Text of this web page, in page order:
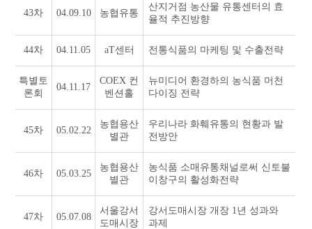
43차 04.09.10 농협유통
산지거점 농산물 유통센터의 효
율적 추진방향
44차 04.11.05 aT센터 전통식품의 마케팅 및 수출전략
특별토
론회
04.11.17
COEX 컨
벤션홀
뉴미디어 환경하의 농식품 머천
다이징 전략
45차 05.02.22
농협용산
별관
우리나라 화훼유통의 현황과 발
전방안
46차 05.03.25
농협용산
별관
농식품 소매유통채널로써 신토불
이창구의 활성화전략
47차 05.07.08
서울강서
도매시장
강서도매시장 개장 1년 성과와
과제